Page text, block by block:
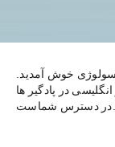
سکسولوژی خوش آمدید.
در پادگیر ها
در دسترس شماست.